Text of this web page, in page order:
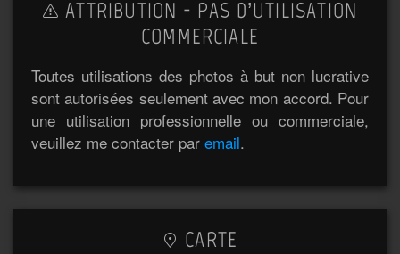
ATTRIBUTION - PAS D’UTILISATION
COMMERCIALE
Toutes utilisations des photos à but non lucrative
sont autorisées seulement avec mon accord. Pour
une utilisation professionnelle ou commerciale,
veuillez me contacter par email.
CARTE